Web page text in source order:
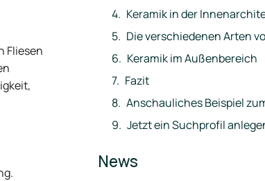
Fliesen
Keramik in der
Die verschiedenen Arten
Keramik im Außenbereich
Fazit
Anschauliches Beispiel
News